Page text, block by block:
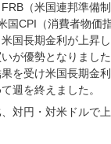
（米国連邦準備
国CPI（消費者物価
国長期金利が上昇
が優勢となりまし
を受け米国長期金
週を終えました。
対円・対米ドルで上